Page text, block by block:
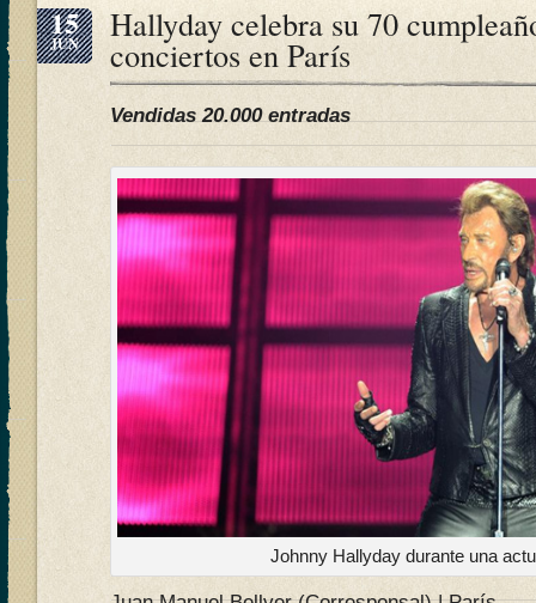
15
JUN Hallyday celebra su 70
conciertos en París
Vendidas 20.000 entradas
Johnny Hallyday durante una